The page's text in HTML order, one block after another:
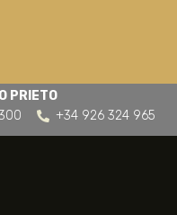
PRIETO
+34 926 324 965